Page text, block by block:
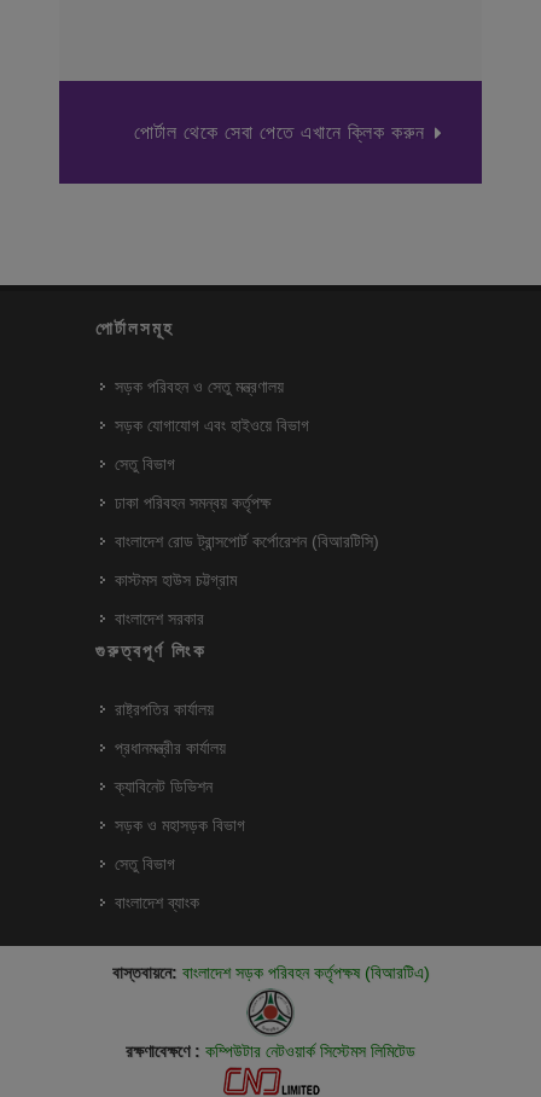
পোর্টাল থেকে সেবা পেতে এখানে ক্লিক করুন
পোর্টালসমূহ
সড়ক পরিবহন ও সেতু মন্ত্রণালয়
সড়ক যোগাযোগ এবং হাইওয়ে বিভাগ
সেতু বিভাগ
ঢাকা পরিবহন সমন্বয় কর্তৃপক্ষ
বাংলাদেশ রোড ট্রান্সপোর্ট কর্পোরেশন (বিআরটিসি)
কাস্টমস হাউস চট্টগ্রাম
বাংলাদেশ সরকার
গুরুত্বপূর্ণ লিংক
রাষ্ট্রপতির কার্যালয়
প্রধানমন্ত্রীর কার্যালয়
ক্যাবিনেট ডিভিশন
সড়ক ও মহাসড়ক বিভাগ
সেতু বিভাগ
বাংলাদেশ ব্যাংক
বাস্তবায়নে: বাংলাদেশ সড়ক পরিবহন কর্তৃপক্ষ (বিআরটিএ)
রক্ষণাবেক্ষণে : কম্পিউটার নেটওয়ার্ক সিস্টেমস লিমিটেড